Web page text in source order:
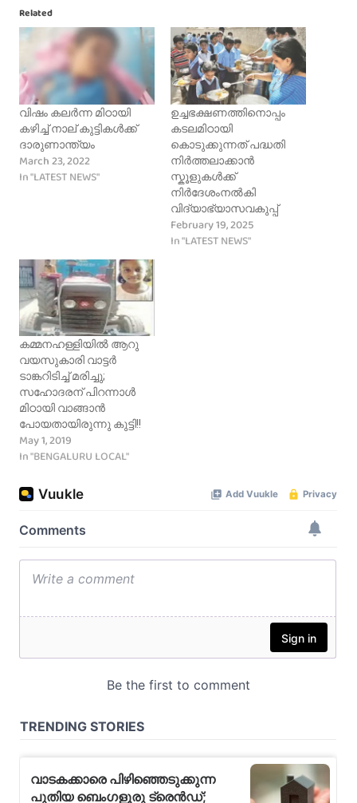
Related
വിഷം കലർന്ന മിഠായി
കഴിച്ച് നാല് കുട്ടികൾക്ക്
ദാരുണാന്ത്യം
March 23, 2022
In "LATEST NEWS"
ഉച്ചഭക്ഷണത്തിനൊപ്പം
കടലമിഠായി
കൊടുക്കുന്നത് പദ്ധതി
നിർത്തലാക്കാൻ
സ്കൂളുകൾക്ക്
നിർദേശംനൽകി
വിദ്യാഭ്യാസവകുപ്പ്
February 19, 2025
In "LATEST NEWS"
കമ്മനഹള്ളിയിൽ ആറു
വയസുകാരി വാട്ടര്‍
ടാങ്കറിടിച്ച്‌ മരിച്ചു;
സഹോദരന് പിറന്നാൾ
മിഠായി വാങ്ങാന്‍
പോയതായിരുന്നു കുട്ടി!!
May 1, 2019
In "BENGALURU LOCAL"